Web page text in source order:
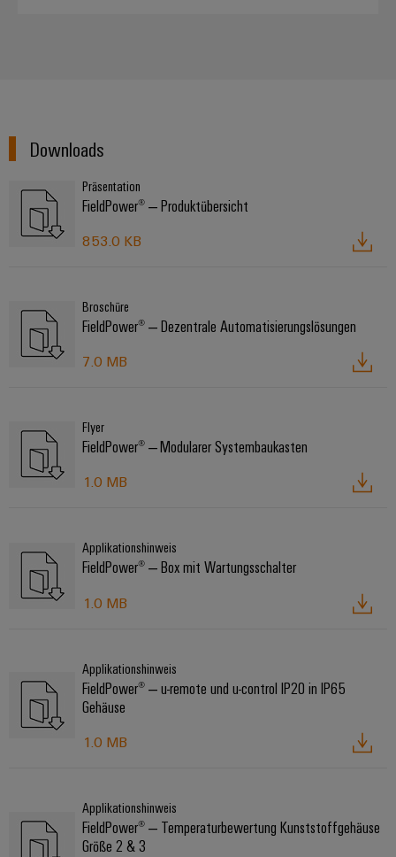
Downloads
Präsentation
FieldPower® ‒ Produktübersicht
853.0 KB
Broschüre
FieldPower® ‒ Dezentrale Automatisierungslösungen
7.0 MB
Flyer
FieldPower® ‒ Modularer Systembaukasten
1.0 MB
Applikationshinweis
FieldPower® ‒ Box mit Wartungsschalter
1.0 MB
Applikationshinweis
FieldPower® ‒ u-remote und u-control IP20 in IP65
Gehäuse
1.0 MB
Applikationshinweis
FieldPower® ‒ Temperaturbewertung Kunststoffgehäuse
Größe 2 & 3